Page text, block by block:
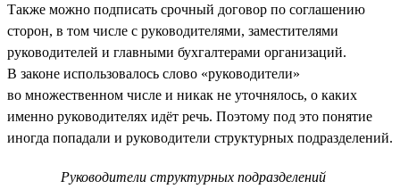
Также можно подписать срочный договор по соглашению
сторон, в том числе с руководителями, заместителями
руководителей и главными бухгалтерами организаций.
В законе использовалось слово «руководители»
во множественном числе и никак не уточнялось, о каких
именно руководителях идёт речь. Поэтому под это понятие
иногда попадали и руководители структурных подразделений.
Руководители структурных подразделений